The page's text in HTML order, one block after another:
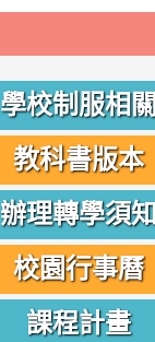
學校制服相關
教科書版本
辦理轉學須知
校園行事曆
課程計畫